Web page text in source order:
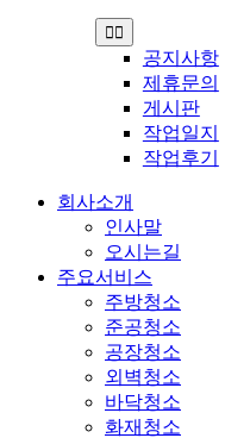
Toggle
Navigation
공지사항
제휴문의
게시판
작업일지
작업후기
회사소개
인사말
오시는길
주요서비스
주방청소
준공청소
공장청소
외벽청소
바닥청소
화재청소